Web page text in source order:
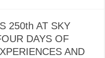
250th AT SKY
DAYS OF
AND